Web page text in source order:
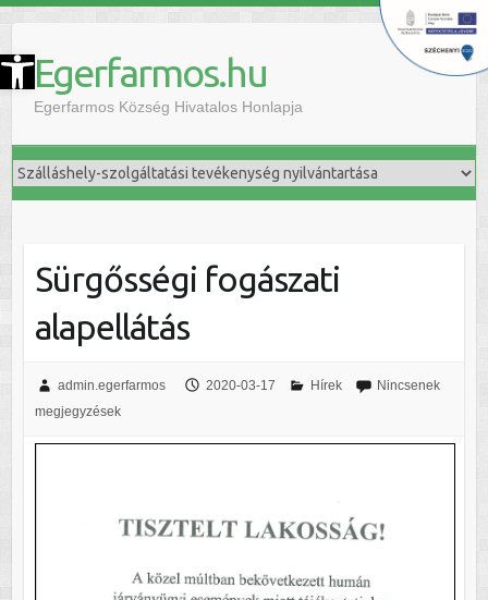
Eszköztár megnyitása Egerfarmos.hu
Egerfarmos Község Hivatalos Honlapja
Sürgősségi fogászati
alapellátás
admin.egerfarmos 2020-03-17 Hírek
Nincsenek
megjegyzések